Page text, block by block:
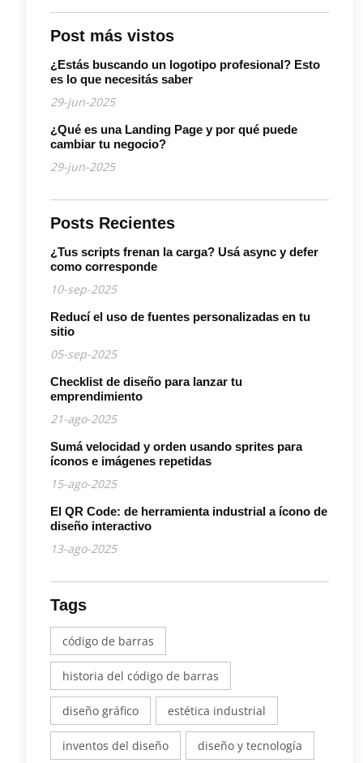
Post más vistos
¿Estás buscando un logotipo profesional? Esto
es lo que necesitás saber
29-jun-2025
¿Qué es una Landing Page y por qué puede
cambiar tu negocio?
29-jun-2025
Posts Recientes
¿Tus scripts frenan la carga? Usá async y defer
como corresponde
10-sep-2025
Reducí el uso de fuentes personalizadas en tu
sitio
05-sep-2025
Checklist de diseño para lanzar tu
emprendimiento
21-ago-2025
Sumá velocidad y orden usando sprites para
íconos e imágenes repetidas
15-ago-2025
El QR Code: de herramienta industrial a ícono de
diseño interactivo
13-ago-2025
Tags
código de barras
historia del código de barras
diseño gráfico estética industrial
inventos del diseño diseño y tecnología